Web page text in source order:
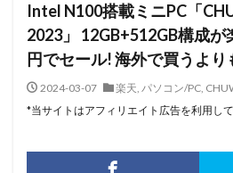
Intel N100搭載ミニPC「
2023」 12GB+512GB構成
円でセール! 海外で買うよ
2024-03-07 楽天, パソコン/PC,
*当サイトはアフィリエイト広告を利用して